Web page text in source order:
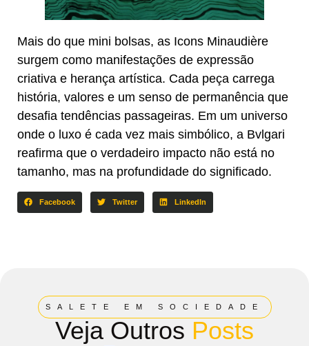
Mais do que mini bolsas, as Icons Minaudière
surgem como manifestações de expressão
criativa e herança artística. Cada peça carrega
história, valores e um senso de permanência que
desafia tendências passageiras. Em um universo
onde o luxo é cada vez mais simbólico, a Bvlgari
reafirma que o verdadeiro impacto não está no
tamanho, mas na profundidade do significado.
Facebook Twitter LinkedIn
SALETE EM SOCIEDADE
Veja Outros Posts